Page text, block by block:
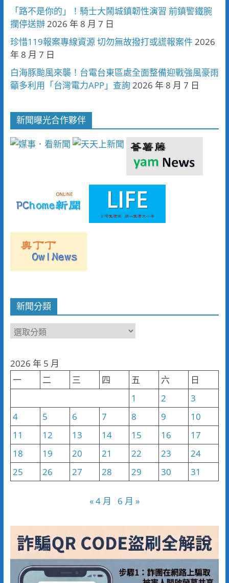
「路不是你的」！騎士大鬧城鎮韌性演習 前鎮警鐵腕
攔停送辦2026 年 8 月 7 日
珍惜119報案專線資源 切勿無故撥打或謊報案件2026
年 8 月 7 日
白海豚颱風來襲！台電台東區處全面整備迎戰強風豪雨
籲多利用「台灣電力APP」查詢 2026 年 8 月 7 日
新聞曝光合作夥伴
新聞分類
新
類
2026 年 5 月
一
二 三 四 五 六
日
1
2
3
4
5 6 7 8 9
10
11
12 13 14 15 16
17
18
19 20 21 22 23
24
25
26 27 28 29 30 31
« 4 月 6 月 »